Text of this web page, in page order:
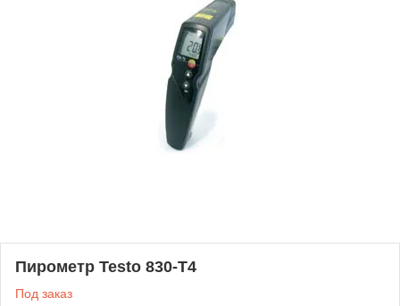
Пирометр Testo 830-T4
Под заказ